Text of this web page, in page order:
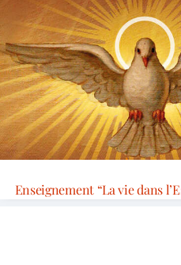
Enseignement “La vie dans